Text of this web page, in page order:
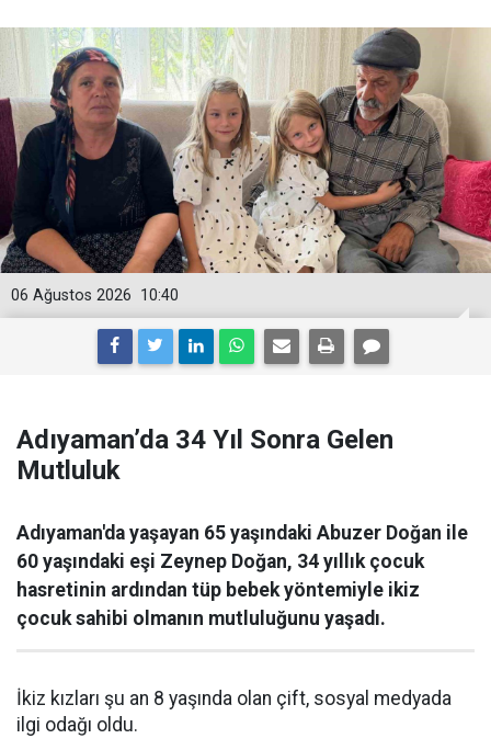
10:40
06 Ağustos 2026
Adıyaman’da 34 Yıl Sonra Gelen
Mutluluk
Adıyaman'da yaşayan 65 yaşındaki Abuzer Doğan ile
60 yaşındaki eşi Zeynep Doğan, 34 yıllık çocuk
hasretinin ardından tüp bebek yöntemiyle ikiz
çocuk sahibi olmanın mutluluğunu yaşadı.
İkiz kızları şu an 8 yaşında olan çift, sosyal medyada
ilgi odağı oldu.